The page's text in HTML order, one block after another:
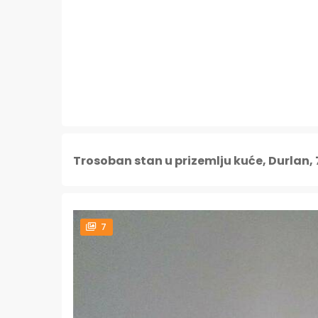
Trosoban stan u prizemlju kuće, Durlan,
7